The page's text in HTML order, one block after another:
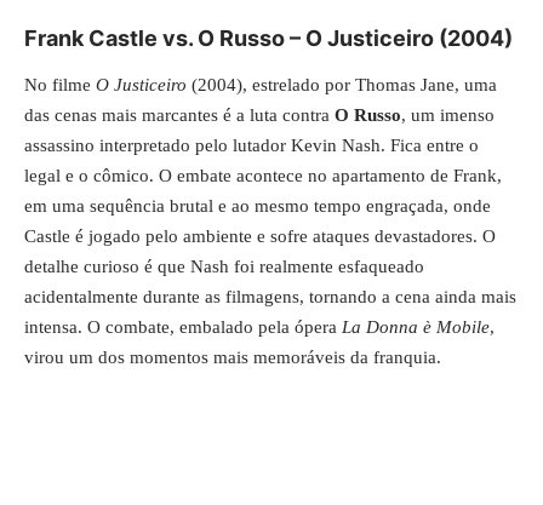
Frank Castle vs. O Russo – O Justiceiro (2004)
No filme O Justiceiro (2004), estrelado por Thomas Jane, uma
das cenas mais marcantes é a luta contra O Russo, um imenso
assassino interpretado pelo lutador Kevin Nash. Fica entre o
legal e o cômico. O embate acontece no apartamento de Frank,
em uma sequência brutal e ao mesmo tempo engraçada, onde
Castle é jogado pelo ambiente e sofre ataques devastadores. O
detalhe curioso é que Nash foi realmente esfaqueado
acidentalmente durante as filmagens, tornando a cena ainda mais
intensa. O combate, embalado pela ópera La Donna è Mobile,
virou um dos momentos mais memoráveis da franquia.